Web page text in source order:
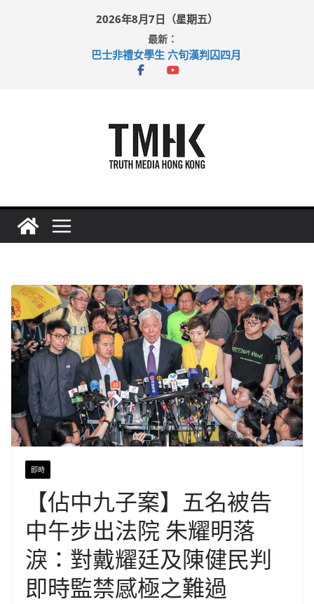
2026年8月7日（星期五）
最新：
巴士非禮女學生 六旬漢判囚四月
涉造假公屋富戶申報表 倉管員准保釋候訊
即時
【佔中九子案】五名被告
中午步出法院 朱耀明落
淚：對戴耀廷及陳健民判
即時監禁感極之難過